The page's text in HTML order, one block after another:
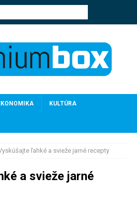
KULTÚRA
ľahké a svieže jarné recepty
a svieže jarné